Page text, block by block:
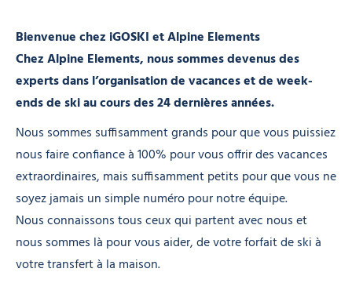
Bienvenue chez iGOSKI et Alpine Elements
Chez Alpine Elements, nous sommes devenus des
experts dans l’organisation de vacances et de week-
ends de ski au cours des 24 dernières années.
Nous sommes suffisamment grands pour que vous puissiez
nous faire confiance à 100% pour vous offrir des vacances
extraordinaires, mais suffisamment petits pour que vous ne
soyez jamais un simple numéro pour notre équipe.
Nous connaissons tous ceux qui partent avec nous et
nous sommes là pour vous aider, de votre forfait de ski à
votre transfert à la maison.